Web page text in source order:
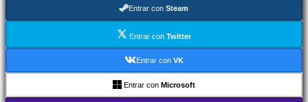
In-
Media
Entrar con Steam
Entrar con Twitter
Entrar con VK
Entrar con Microsoft